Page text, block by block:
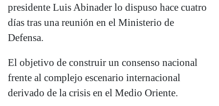
presidente Luis Abinader lo dispuso hace cuatro
días tras una reunión en el Ministerio de
Defensa.
El objetivo de construir un consenso nacional
frente al complejo escenario internacional
derivado de la crisis en el Medio Oriente.